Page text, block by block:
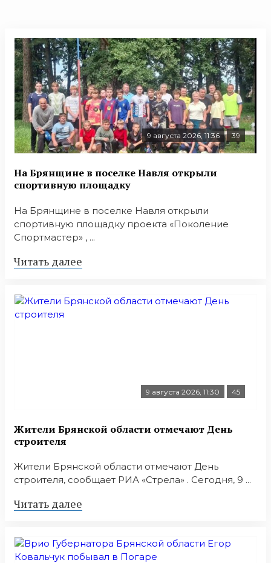
9 августа 2026, 11:36 39
На Брянщине в поселке Навля открыли
спортивную площадку
На Брянщине в поселке Навля открыли
спортивную площадку проекта «Поколение
Спортмастер» , ...
Читать далее
9 августа 2026, 11:30 45
Жители Брянской области отмечают День
строителя
Жители Брянской области отмечают День
строителя, сообщает РИА «Стрела» . Сегодня, 9 ...
Читать далее